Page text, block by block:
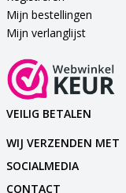
Mijn bestellingen
Mijn verlanglijst
VEILIG BETALEN
WIJ VERZENDEN MET
SOCIALMEDIA
CONTACT